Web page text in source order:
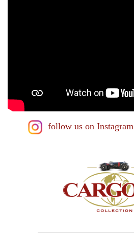
follow us on Instagram